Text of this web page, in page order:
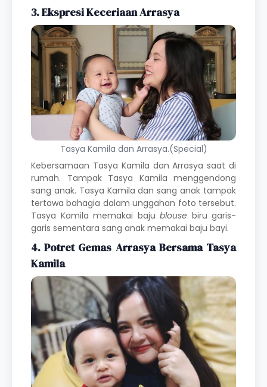
3. Ekspresi Keceriaan Arrasya
Tasya Kamila dan Arrasya.(Special)
Kebersamaan Tasya Kamila dan Arrasya saat di
rumah. Tampak Tasya Kamila menggendong
sang anak. Tasya Kamila dan sang anak tampak
tertawa bahagia dalam unggahan foto tersebut.
Tasya Kamila memakai baju blouse biru garis-
garis sementara sang anak memakai baju bayi.
4. Potret Gemas Arrasya Bersama Tasya
Kamila